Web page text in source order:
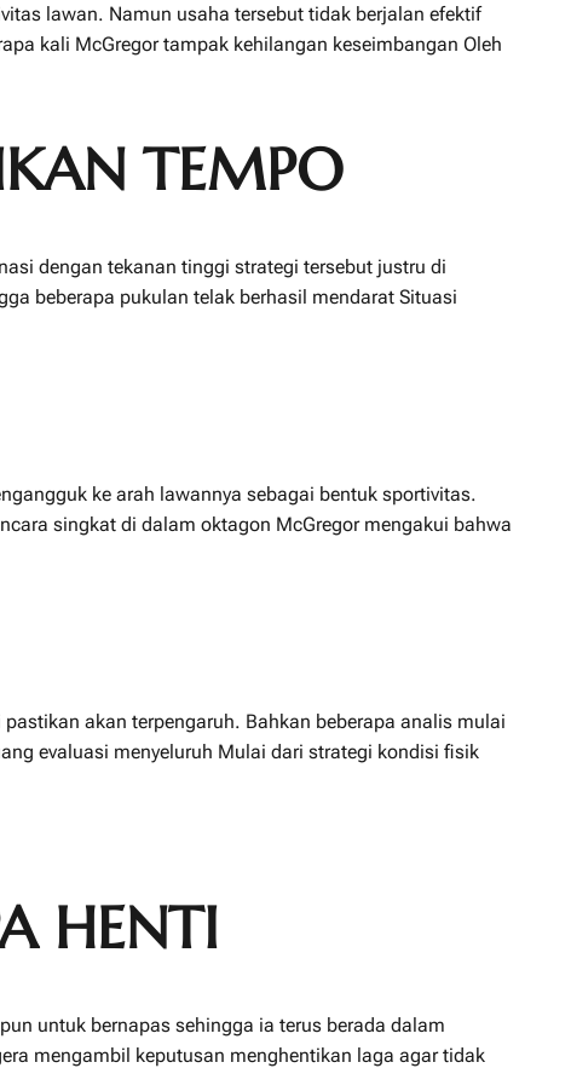
lawan. Namun usaha tersebut tidak berjalan efektif
kali McGregor tampak kehilangan keseimbangan Oleh
TEMPO
dengan tekanan tinggi strategi tersebut justru di
beberapa pukulan telak berhasil mendarat Situasi
ke arah lawannya sebagai bentuk sportivitas.
singkat di dalam oktagon McGregor mengakui bahwa
akan terpengaruh. Bahkan beberapa analis mulai
evaluasi menyeluruh Mulai dari strategi kondisi fisik
HENTI
untuk bernapas sehingga ia terus berada dalam
mengambil keputusan menghentikan laga agar tidak